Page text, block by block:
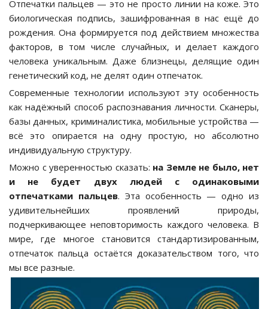
Отпечатки пальцев — это не просто линии на коже. Это
биологическая подпись, зашифрованная в нас ещё до
рождения. Она формируется под действием множества
факторов, в том числе случайных, и делает каждого
человека уникальным. Даже близнецы, делящие один
генетический код, не делят один отпечаток.
Современные технологии используют эту особенность
как надёжный способ распознавания личности. Сканеры,
базы данных, криминалистика, мобильные устройства —
всё это опирается на одну простую, но абсолютно
индивидуальную структуру.
Можно с уверенностью сказать: на Земле не было, нет
и не будет двух людей с одинаковыми
отпечатками пальцев. Эта особенность — одно из
удивительнейших проявлений природы,
подчеркивающее неповторимость каждого человека. В
мире, где многое становится стандартизированным,
отпечаток пальца остаётся доказательством того, что
мы все разные.